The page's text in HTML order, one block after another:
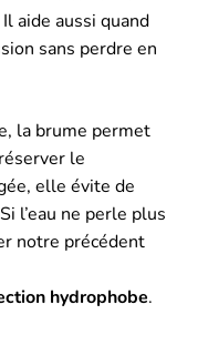
aide aussi quand
sans perdre en
la brume permet
le
elle évite de
l’eau ne perle plus
notre précédent
hydrophobe.